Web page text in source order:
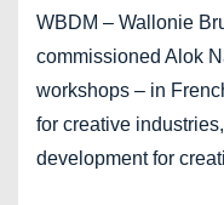
WBDM – Wallonie
commissioned Alok
workshops – in
for creative
development for